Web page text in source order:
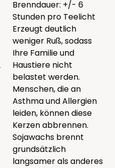
Brenndauer: +/- 6
Stunden pro Teelicht
Erzeugt deutlich
weniger Ruß, sodass
Ihre Familie und
Haustiere nicht
belastet werden.
Menschen, die an
Asthma und Allergien
leiden, können diese
Kerzen abbrennen.
Sojawachs brennt
grundsätzlich
langsamer als anderes